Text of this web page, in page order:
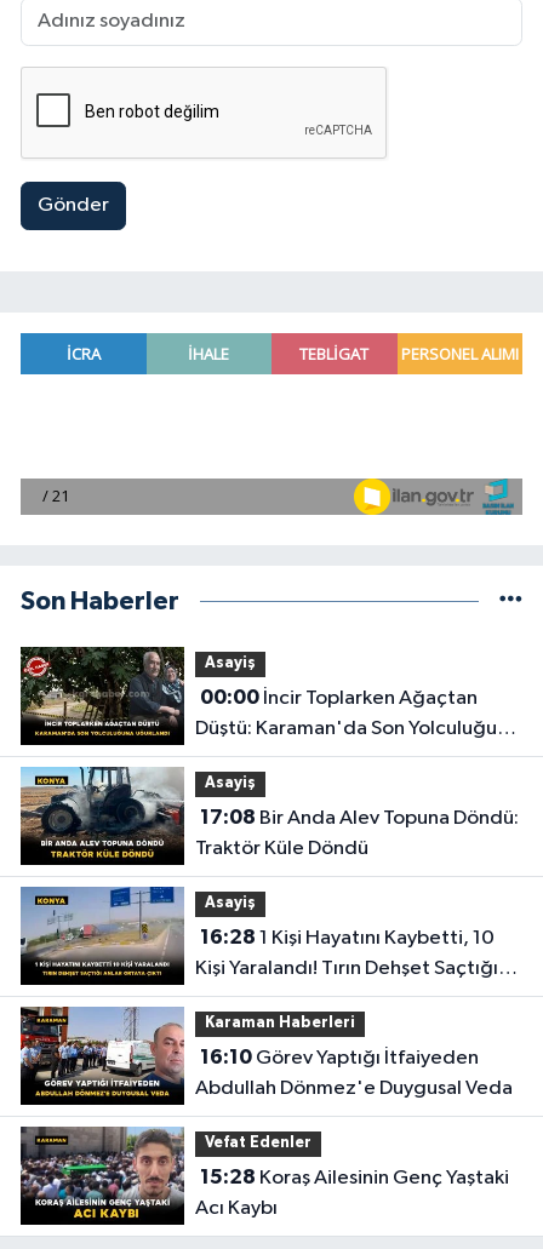
Gönder
Son Haberler
Asayiş
00:00İncir Toplarken Ağaçtan
Düştü: Karaman'da Son Yolculuğuna
Uğurlandı
Asayiş
17:08
Traktör Küle Döndü
Asayiş
16:28
Kişi Yaralandı! Tırın Dehşet Saçtığı
Anlar Ortaya Çıktı
Karaman Haberleri
16:10Görev Yaptığı İtfaiyeden
Abdullah Dönmez'e Duygusal Veda
Vefat Edenler
15:28
Acı Kaybı